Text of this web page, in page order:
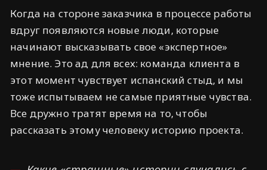
Когда на стороне заказчика в процессе работы
вдруг появляются новые люди, которые
начинают высказывать свое «экспертное»
мнение. Это ад для всех: команда клиента в
этот момент чувствует испанский стыд, и мы
тоже испытываем не самые приятные чувства.
Все дружно тратят время на то, чтобы
рассказать этому человеку историю проекта.